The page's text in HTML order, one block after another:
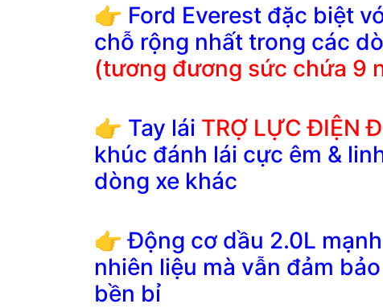
👉 Ford Everest đặc biệt
chỗ rộng nhất trong các
(tương đương sức chứa 9
👉 Tay lái TRỢ LỰC ĐIỆN
khúc đánh lái cực êm &
dòng xe khác
👉 Động cơ dầu 2.0L
nhiên liệu mà vẫn đảm
bền bỉ